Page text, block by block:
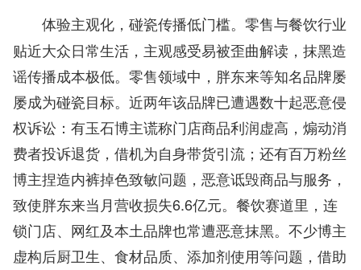
体验主观化，碰瓷传播低门槛。 零售与餐饮行业
贴近大众日常生活，主观感受易被歪曲解读，抹黑造
谣传播成本极低。零售领域中，胖东来等知名品牌屡
屡成为碰瓷目标。近两年该品牌已遭遇数十起恶意侵
权诉讼：有玉石博主谎称门店商品利润虚高，煽动消
费者投诉退货，借机为自身带货引流；还有百万粉丝
博主捏造内裤掉色致敏问题，恶意诋毁商品与服务，
致使胖东来当月营收损失6.6亿元。餐饮赛道里，连
锁门店、网红及本土品牌也常遭恶意抹黑。不少博主
虚构后厨卫生、食材品质、添加剂使用等问题，借助